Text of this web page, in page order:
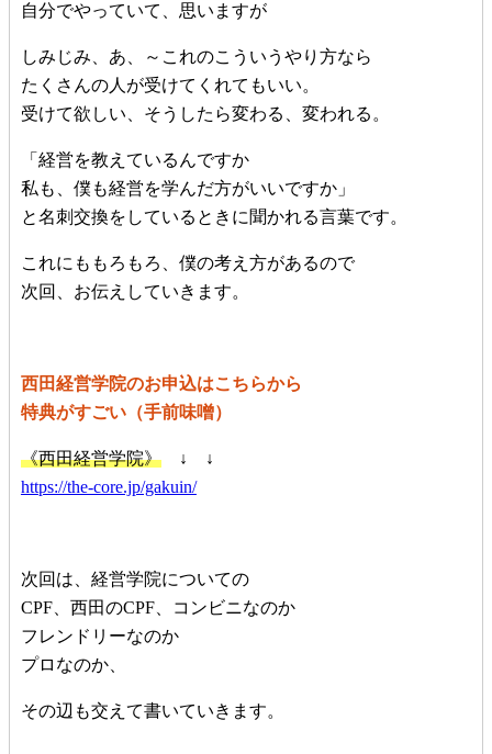
自分でやっていて、思いますが
しみじみ、あ、～これのこういうやり方なら
たくさんの人が受けてくれてもいい。
受けて欲しい、そうしたら変わる、変われる。
「経営を教えているんですか
私も、僕も経営を学んだ方がいいですか」
と名刺交換をしているときに聞かれる言葉です。
これにももろもろ、僕の考え方があるので
次回、お伝えしていきます。
西田経営学院のお申込はこちらから
特典がすごい（手前味噌）
《西田経営学院》↓ ↓
https://the-core.jp/gakuin/
次回は、経営学院についての
CPF、西田のCPF、コンビニなのか
フレンドリーなのか
プロなのか、
その辺も交えて書いていきます。